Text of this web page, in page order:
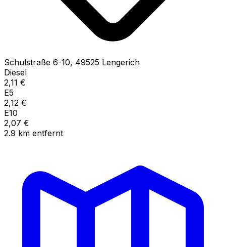
Schulstraße 6-10, 49525 Lengerich
Diesel
2,11 €
E5
2,12 €
E10
2,07 €
2.9 km entfernt